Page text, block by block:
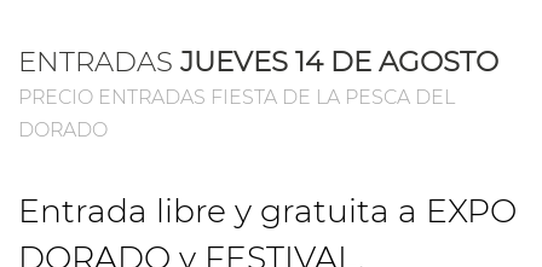
ENTRADAS JUEVES 14 DE AGOSTO
PRECIO ENTRADAS FIESTA DE LA PESCA DEL
DORADO
Entrada libre y gratuita a EXPO
DORADO y FESTIVAL.